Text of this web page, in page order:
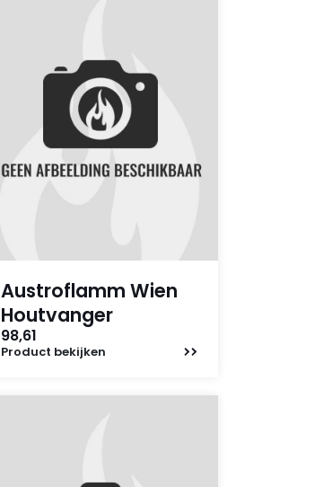
Austroflamm Wien
Houtvanger
98,61
Product bekijken